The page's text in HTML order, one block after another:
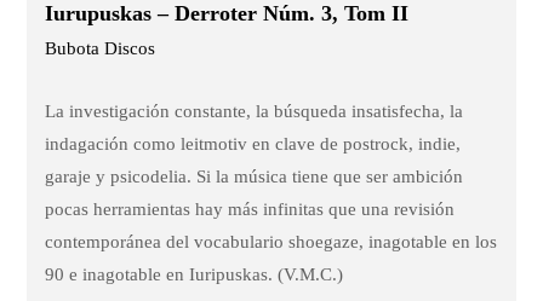
Iurupuskas – Derroter Núm. 3, Tom II
Bubota Discos
La investigación constante, la búsqueda insatisfecha, la
indagación como leitmotiv en clave de postrock, indie,
garaje y psicodelia. Si la música tiene que ser ambición
pocas herramientas hay más infinitas que una revisión
contemporánea del vocabulario shoegaze, inagotable en los
90 e inagotable en Iuripuskas. (V.M.C.)